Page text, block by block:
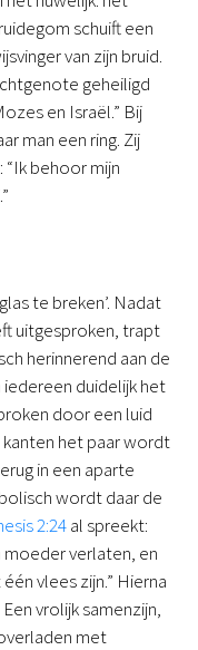
schuift een
van zijn bruid.
geheiligd
en Israël.” Bij
man een ring. Zij
behoor mijn
te breken’. Nadat
uitgesproken, trapt
herinnerend aan de
duidelijk het
door een luid
het paar wordt
in een aparte
wordt daar de
2:24al spreekt:
moeder verlaten, en
vlees zijn.” Hierna
vrolijk samenzijn,
met